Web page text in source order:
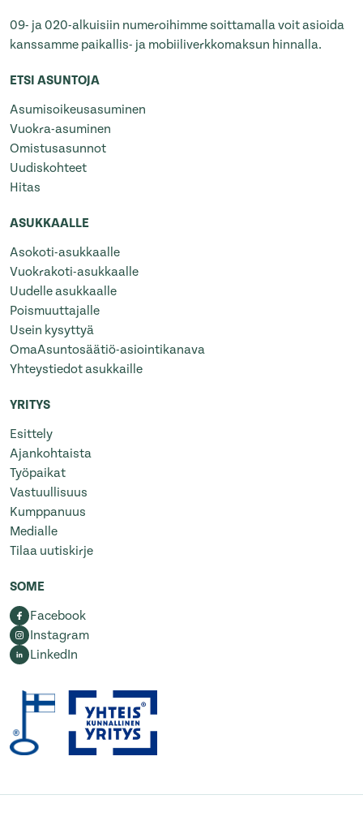
09- ja 020-alkuisiin numeroihimme soittamalla voit asioida
kanssamme paikallis- ja mobiiliverkkomaksun hinnalla.
ETSI ASUNTOJA
Asumisoikeusasuminen
Vuokra-asuminen
Omistusasunnot
Uudiskohteet
Hitas
ASUKKAALLE
Asokoti-asukkaalle
Vuokrakoti-asukkaalle
Uudelle asukkaalle
Poismuuttajalle
Usein kysyttyä
OmaAsuntosäätiö-asiointikanava
Yhteystiedot asukkaille
YRITYS
Esittely
Ajankohtaista
Työpaikat
Vastuullisuus
Kumppanuus
Medialle
Tilaa uutiskirje
SOME
Facebook
Instagram
LinkedIn